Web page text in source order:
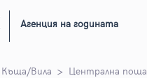
Агенция на годината
Къща/Вила Централна поща